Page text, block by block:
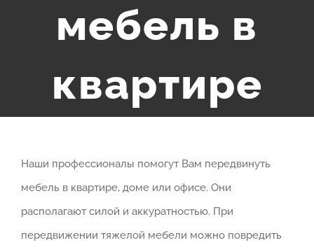
мебель в
квартире
Наши профессионалы помогут Вам передвинуть
мебель в квартире, доме или офисе. Они
располагают силой и аккуратностью. При
передвижении тяжелой мебели можно повредить